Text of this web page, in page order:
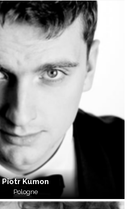
Piotr Kumon
Pologne